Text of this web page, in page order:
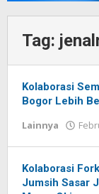
Tag:
Kolaborasi
Bogor Lebih
Lainnya
Kolaborasi
Jumsih Sasar